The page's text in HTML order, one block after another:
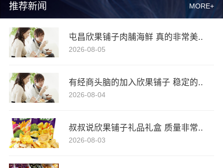
推荐新闻 MORE+
屯昌欣果铺子肉脯海鲜 真的非常美..
2026-08-05
有经商头脑的加入欣果铺子 稳定的..
2026-08-04
叔叔说欣果铺子礼品礼盒 质量非常..
2026-08-03